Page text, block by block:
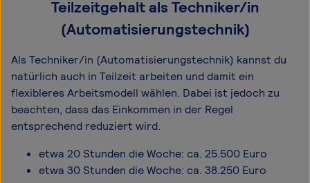
Teilzeitgehalt als Techniker/in
(Automatisierungstechnik)
Als Techniker/in (Automatisierungstechnik) kannst du
natürlich auch in Teilzeit arbeiten und damit ein
flexibleres Arbeitsmodell wählen. Dabei ist jedoch zu
beachten, dass das Einkommen in der Regel
entsprechend reduziert wird.
etwa 20 Stunden die Woche: ca. 25.500 Euro
etwa 30 Stunden die Woche: ca. 38.250 Euro